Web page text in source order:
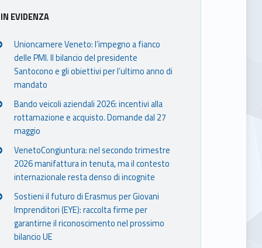
IN EVIDENZA
Unioncamere Veneto: l’impegno a fianco
delle PMI. Il bilancio del presidente
Santocono e gli obiettivi per l’ultimo anno di
mandato
Bando veicoli aziendali 2026: incentivi alla
rottamazione e acquisto. Domande dal 27
maggio
VenetoCongiuntura: nel secondo trimestre
2026 manifattura in tenuta, ma il contesto
internazionale resta denso di incognite
Sostieni il futuro di Erasmus per Giovani
Imprenditori (EYE): raccolta firme per
garantirne il riconoscimento nel prossimo
bilancio UE